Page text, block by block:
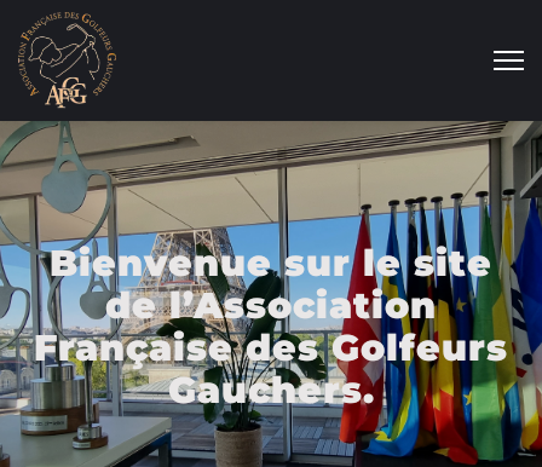
Bienvenue sur le site
de l’Association
Française des Golfeurs
Gauchers.